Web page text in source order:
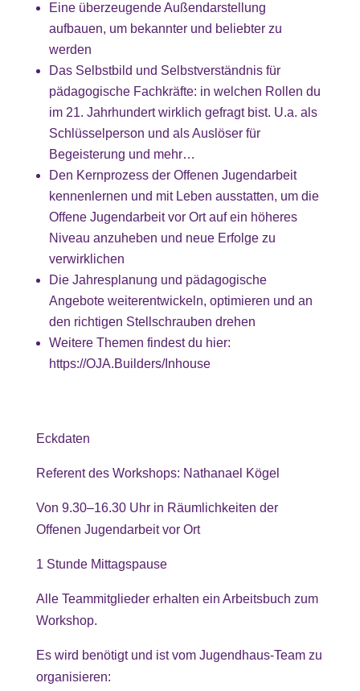
Eine überzeugende Außendarstellung
aufbauen, um bekannter und beliebter zu
werden
Das Selbstbild und Selbstverständnis für
pädagogische Fachkräfte: in welchen Rollen du
im 21. Jahrhundert wirklich gefragt bist. U.a. als
Schlüsselperson und als Auslöser für
Begeisterung und mehr…
Den Kernprozess der Offenen Jugendarbeit
kennenlernen und mit Leben ausstatten, um die
Offene Jugendarbeit vor Ort auf ein höheres
Niveau anzuheben und neue Erfolge zu
verwirklichen
Die Jahresplanung und pädagogische
Angebote weiterentwickeln, optimieren und an
den richtigen Stellschrauben drehen
Weitere Themen findest du hier:
https://OJA.Builders/Inhouse
Eckdaten
Referent des Workshops: Nathanael Kögel
Von 9.30–16.30 Uhr in Räumlichkeiten der
Offenen Jugendarbeit vor Ort
1 Stunde Mittagspause
Alle Teammitglieder erhalten ein Arbeitsbuch zum
Workshop.
Es wird benötigt und ist vom Jugendhaus-Team zu
organisieren: